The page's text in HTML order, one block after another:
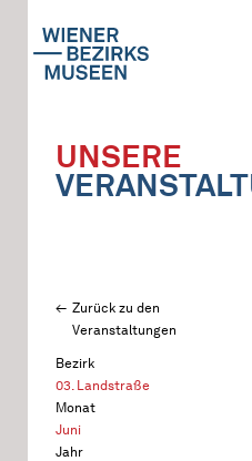
UNSERE
Zurück zu den
Veranstaltungen
Bezirk
03. Landstraße
Monat
Juni
Jahr